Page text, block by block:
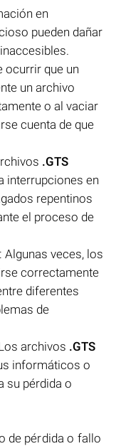
en
pueden dañar
ocurrir que un
un archivo
o al vaciar
cuenta de que
.GTS
interrupciones en
repentinos
el proceso de
veces, los
correctamente
diferentes
de
archivos .GTS
informáticos o
su pérdida o
de pérdida o fallo